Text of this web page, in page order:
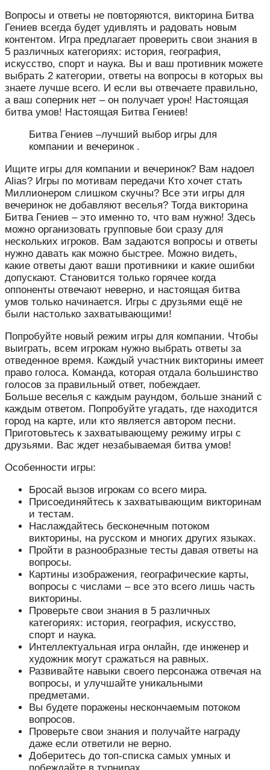
Вопросы и ответы не повторяются, викторина Битва
Гениев всегда будет удивлять и радовать новым
контентом. Игра предлагает проверить свои знания в
5 различных категориях: история, география,
искусство, спорт и наука. Вы и ваш противник можете
выбрать 2 категории, ответы на вопросы в которых вы
знаете лучше всего. И если вы отвечаете правильно,
а ваш соперник нет – он получает урон! Настоящая
битва умов! Настоящая Битва Гениев!
Битва Гениев –лучший выбор игры для
компании и вечеринок .
Ищите игры для компании и вечеринок? Вам надоел
Alias? Игры по мотивам передачи Кто хочет стать
Миллионером слишком скучны? Все эти игры для
вечеринок не добавляют веселья? Тогда викторина
Битва Гениев – это именно то, что вам нужно! Здесь
можно организовать групповые бои сразу для
нескольких игроков. Вам задаются вопросы и ответы
нужно давать как можно быстрее. Можно видеть,
какие ответы дают ваши противники и какие ошибки
допускают. Становится только горячее когда
оппоненты отвечают неверно, и настоящая битва
умов только начинается. Игры с друзьями ещё не
были настолько захватывающими!
Попробуйте новый режим игры для компании. Чтобы
выиграть, всем игрокам нужно выбрать ответы за
отведенное время. Каждый участник викторины имеет
право голоса. Команда, которая отдала большинство
голосов за правильный ответ, побеждает.
Больше веселья с каждым раундом, больше знаний с
каждым ответом. Попробуйте угадать, где находится
город на карте, или кто является автором песни.
Приготовьтесь к захватывающему режиму игры с
друзьями. Вас ждет незабываемая битва умов!
Особенности игры:
Бросай вызов игрокам со всего мира.
Присоединяйтесь к захватывающим викторинам
и тестам.
Наслаждайтесь бесконечным потоком
викторины, на русском и многих других языках.
Пройти в разнообразные тесты давая ответы на
вопросы.
Картины изображения, географические карты,
вопросы с числами – все это всего лишь часть
викторины.
Проверьте свои знания в 5 различных
категориях: история, география, искусство,
спорт и наука.
Интеллектуальная игра онлайн, где инженер и
художник могут сражаться на равных.
Развивайте навыки своего персонажа отвечая на
вопросы, и улучшайте уникальными
предметами.
Вы будете поражены нескончаемым потоком
вопросов.
Проверьте свои знания и получайте награду
даже если ответили не верно.
Доберитесь до топ-списка самых умных и